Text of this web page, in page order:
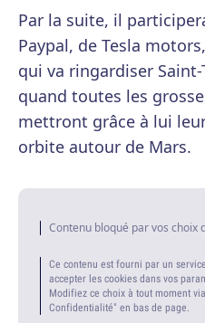
Par la suite, il
Paypal, de Tesla
qui va ringardiser
quand toutes les
mettront grâce à lui
orbite autour de Mars.
Contenu bloqué par vos choix
Ce contenu est fourni par un
accepter les cookies dans vos
Modifiez ce choix à tout moment
Confidentialité" en bas de page.